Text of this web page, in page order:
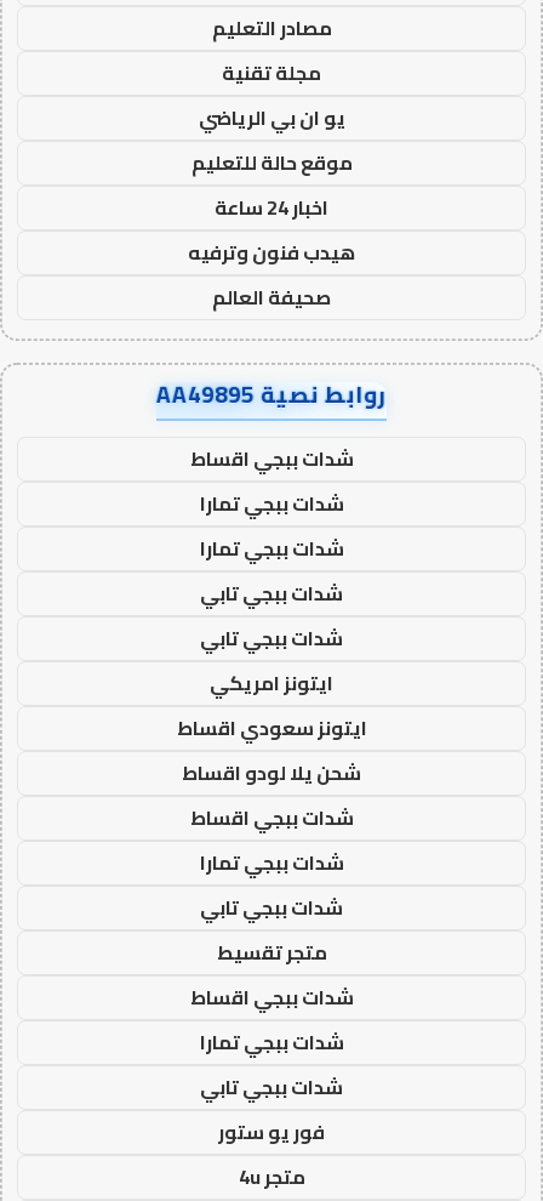
مصادر التعليم
مجلة تقنية
يو ان بي الرياضي
موقع حالة للتعليم
اخبار 24 ساعة
هيدب فنون وترفيه
صحيفة العالم
روابط نصية AA49895
شدات ببجي اقساط
شدات ببجي تمارا
شدات ببجي تمارا
شدات ببجي تابي
شدات ببجي تابي
ايتونز امريكي
ايتونز سعودي اقساط
شحن يلا لودو اقساط
شدات ببجي اقساط
شدات ببجي تمارا
شدات ببجي تابي
متجر تقسيط
شدات ببجي اقساط
شدات ببجي تمارا
شدات ببجي تابي
فور يو ستور
متجر 4u